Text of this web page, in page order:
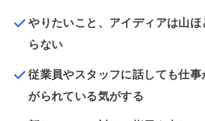
やりたいこと、アイディアは山
らない
従業員やスタッフに話しても仕
がられている気がする